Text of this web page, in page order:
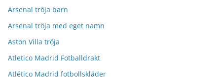
Arsenal tröja barn
Arsenal tröja med eget namn
Aston Villa tröja
Atletico Madrid Fotballdrakt
Atlético Madrid fotbollskläder